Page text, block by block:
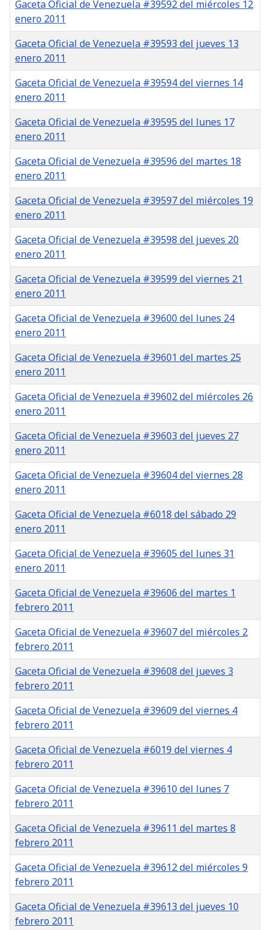
Gaceta Oficial de Venezuela #39592 del miércoles 12
enero 2011
Gaceta Oficial de Venezuela #39593 del jueves 13
enero 2011
Gaceta Oficial de Venezuela #39594 del viernes 14
enero 2011
Gaceta Oficial de Venezuela #39595 del lunes 17
enero 2011
Gaceta Oficial de Venezuela #39596 del martes 18
enero 2011
Gaceta Oficial de Venezuela #39597 del miércoles 19
enero 2011
Gaceta Oficial de Venezuela #39598 del jueves 20
enero 2011
Gaceta Oficial de Venezuela #39599 del viernes 21
enero 2011
Gaceta Oficial de Venezuela #39600 del lunes 24
enero 2011
Gaceta Oficial de Venezuela #39601 del martes 25
enero 2011
Gaceta Oficial de Venezuela #39602 del miércoles 26
enero 2011
Gaceta Oficial de Venezuela #39603 del jueves 27
enero 2011
Gaceta Oficial de Venezuela #39604 del viernes 28
enero 2011
Gaceta Oficial de Venezuela #6018 del sábado 29
enero 2011
Gaceta Oficial de Venezuela #39605 del lunes 31
enero 2011
Gaceta Oficial de Venezuela #39606 del martes 1
febrero 2011
Gaceta Oficial de Venezuela #39607 del miércoles 2
febrero 2011
Gaceta Oficial de Venezuela #39608 del jueves 3
febrero 2011
Gaceta Oficial de Venezuela #39609 del viernes 4
febrero 2011
Gaceta Oficial de Venezuela #6019 del viernes 4
febrero 2011
Gaceta Oficial de Venezuela #39610 del lunes 7
febrero 2011
Gaceta Oficial de Venezuela #39611 del martes 8
febrero 2011
Gaceta Oficial de Venezuela #39612 del miércoles 9
febrero 2011
Gaceta Oficial de Venezuela #39613 del jueves 10
febrero 2011